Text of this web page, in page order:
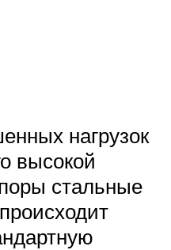
нагрузок
высокой
стальные